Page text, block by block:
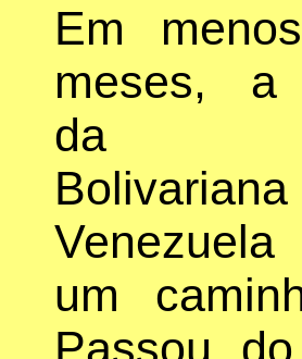
Em
meses, a
da
um
Passou